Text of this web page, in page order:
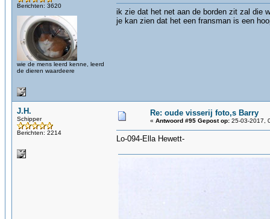
Berichten: 3620
wie de mens leerd kenne, leerd
de dieren waardeere
ik zie dat het net aan de borden zit zal die
je kan zien dat het een fransman is een
J.H.
Schipper
Berichten: 2214
Re: oude visserij foto,s Barry
« Antwoord #95 Gepost op: 25-03-2017,
Lo-094-Ella Hewett-